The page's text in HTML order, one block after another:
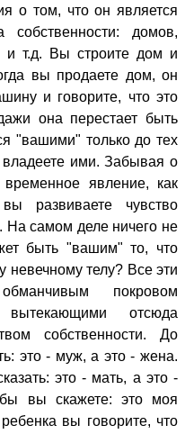
о том, что он является
собственности: домов,
и т.д. Вы строите дом и
вы продаете дом, он
и говорите, что это
она перестает быть
"вашими" только до тех
владеете ими. Забывая о
явление, как
развиваете чувство
На самом деле ничего не
быть "вашим" то, что
телу? Все эти
покровом
отсюда
собственности. До
это - муж, а это - жена.
это - мать, а это -
вы скажете: это моя
вы говорите, что